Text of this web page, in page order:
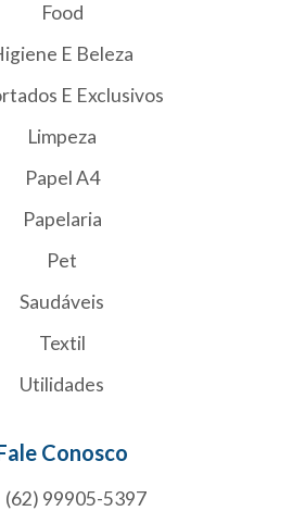
Food
E Beleza
E Exclusivos
Limpeza
Papel A4
Papelaria
Pet
Saudáveis
Textil
Utilidades
Conosco
(62) 99905-5397